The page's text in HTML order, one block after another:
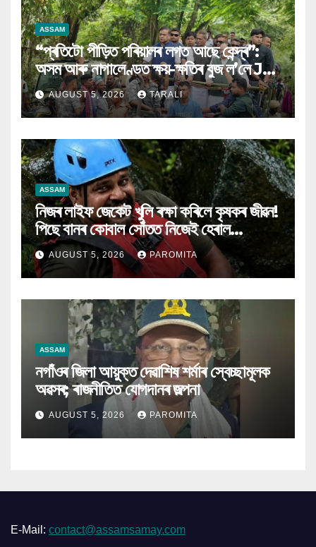
ASSAM
“প্ৰতিটো পীড়িত পৰিয়ালৰ লগত আছে কেন্দ্ৰ”:
অসম আৰু নাগালেণ্ডত ক্ষয়-ক্ষতিৰ বুজ ল’লে JP
Nadda
AUGUST 5, 2026 TARALI
ASSAM
নিজৰ লাইফ জেকেট খুলি ৰক্ষা কৰিলে কৃষকৰ জীৱন!
পিছে বানৰ কোবাল সোঁতত নিজেই হেৰাল
স্বেচ্ছাসেৱক ৰাজেশ
AUGUST 5, 2026 PAROMITA
ASSAM
নগাঁওৰ জিলা আয়ুক্ত দেৱাশিষ শৰ্মাৰ স্বেচ্ছামূলক
অৱসৰ; ৰাজনীতিত যোগদানৰ জল্পনা
AUGUST 5, 2026 PAROMITA
E-Mail: contact@assamsamay.com